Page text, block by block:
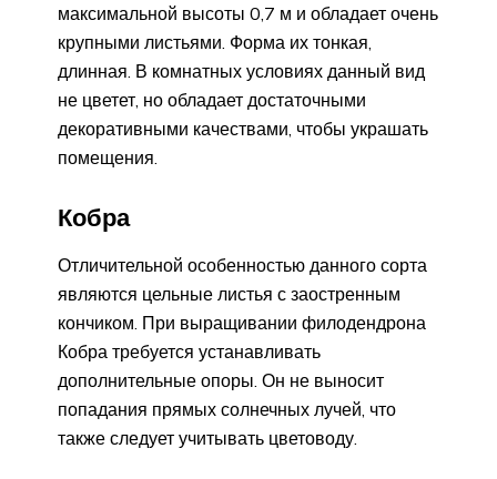
максимальной высоты 0,7 м и обладает очень
крупными листьями. Форма их тонкая,
длинная. В комнатных условиях данный вид
не цветет, но обладает достаточными
декоративными качествами, чтобы украшать
помещения.
Кобра
Отличительной особенностью данного сорта
являются цельные листья с заостренным
кончиком. При выращивании филодендрона
Кобра требуется устанавливать
дополнительные опоры. Он не выносит
попадания прямых солнечных лучей, что
также следует учитывать цветоводу.